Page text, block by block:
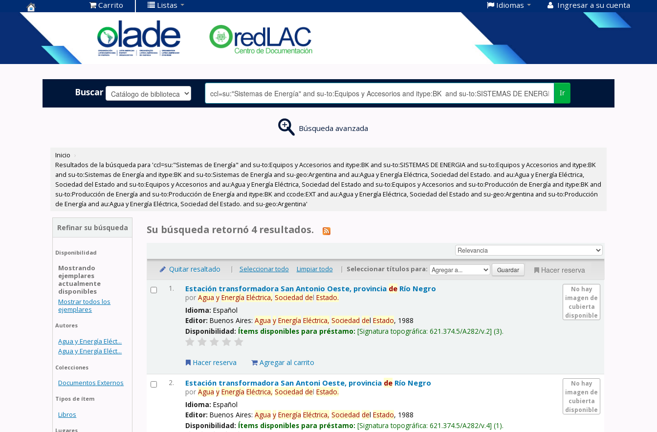
Centro de
Documentación
OLADE -
Carrito Listas Idiomas Ingresar a su cuenta
Buscar Ir
Búsqueda avanzada
Inicio ›
Resultados de la búsqueda para 'ccl=su:"Sistemas de Energía" and su-to:Equipos y Accesorios and itype:BK and su-to:SISTEMAS DE ENERGIA and su-to:Equipos y Accesorios and itype:BK
and su-to:Sistemas de Energía and itype:BK and su-to:Sistemas de Energía and su-geo:Argentina and au:Agua y Energía Eléctrica, Sociedad del Estado. and au:Agua y Energía Eléctrica,
Sociedad del Estado and su-to:Equipos y Accesorios and au:Agua y Energía Eléctrica, Sociedad del Estado and su-to:Equipos y Accesorios and su-to:Producción de Energía and itype:BK and
su-to:Producción de Energía and su-to:Producción de Energía and itype:BK and ccode:EXT and au:Agua y Energía Eléctrica, Sociedad del Estado and su-geo:Argentina and su-to:Producción
de Energía and au:Agua y Energía Eléctrica, Sociedad del Estado. and su-geo:Argentina'
Refinar su búsqueda
Disponibilidad
Mostrando
ejemplares
actualmente
disponibles
Mostrar todos los
ejemplares
Autores
Agua y Energía Eléct...
Agua y Energía Eléct...
Colecciones
Documentos Externos
Tipos de ítem
Libros
Lugares
Su búsqueda retornó 4 resultados.
Quitar resaltado | Seleccionar todo Limpiar todo | Seleccionar títulos para: Hacer reserva
1.
No hay
imagen de
cubierta
disponible
Estación transformadora San Antonio Oeste, provincia de Río Negro
porAgua y Energía Eléctrica, Sociedad delEstado.
Idioma:Español
Editor:Buenos Aires:Agua y Energía Eléctrica, Sociedad delEstado, 1988
Disponibilidad: Ítems disponibles para préstamo: Signatura topográfica:621.374.5/A282/v.2 (3).
Hacer reserva Agregar al carrito
2.
No hay
imagen de
cubierta
disponible
Estación transformadora San Antoni Oeste, provincia de Río Negro
porAgua y Energía Eléctrica, Sociedad delEstado.
Idioma:Español
Editor:Buenos Aires:Agua y Energía Eléctrica, Sociedad delEstado, 1988
Disponibilidad: Ítems disponibles para préstamo: Signatura topográfica:621.374.5/A282/v.4 (1).